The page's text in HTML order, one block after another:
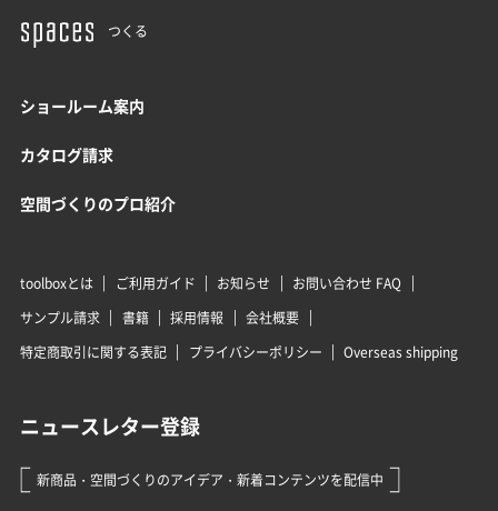
つくる
ショールーム案内
カタログ請求
空間づくりのプロ紹介
toolboxとは ご利用ガイド お知らせ
お問い合わせ FAQ
サンプル請求
書籍 採用情報
会社概要
特定商取引に関する表記
プライバシーポリシー Overseas shipping